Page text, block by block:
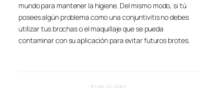
mundo para mantener la higiene. Del mismo modo, si tú
posees algún problema como una conjuntivitis no debes
utilizar tus brochas o el maquillaje que se pueda
contaminar con su aplicación para evitar futuros brotes.
PUBLICIDAD